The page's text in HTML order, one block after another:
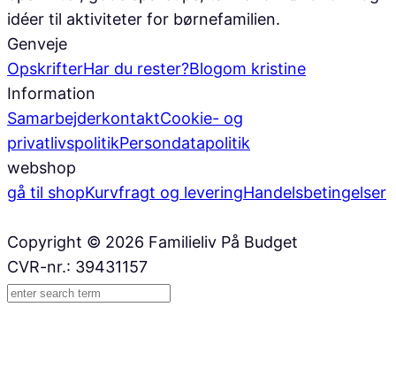
idéer til aktiviteter for børnefamilien.
Genveje
OpskrifterHar du rester?Blogom kristine
Information
SamarbejderkontaktCookie- og
privatlivspolitikPersondatapolitik
webshop
gå til shopKurvfragt og leveringHandelsbetingelser
Copyright © 2026 Familieliv På Budget
CVR-nr.: 39431157